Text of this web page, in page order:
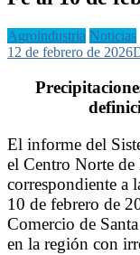
Agroindustria Noticias
12 de febrero de 2026
El informe del
el Centro Norte de
correspondiente a
10 de febrero de
Comercio de
en la región con